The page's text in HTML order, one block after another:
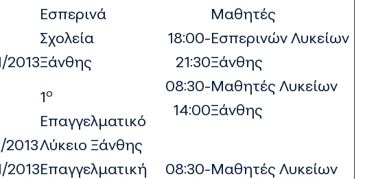
2013
Εσπερινά
Σχολεία
Ξάνθης
18:00-
21:30
Μαθητές
Εσπερινών Λυκείων
Ξάνθης
2013
1ο
Επαγγελματικό
Λύκειο Ξάνθης
08:30-
14:00
Μαθητές Λυκείων
Ξάνθης
2013Επαγγελματική
08:30-Μαθητές Λυκείων